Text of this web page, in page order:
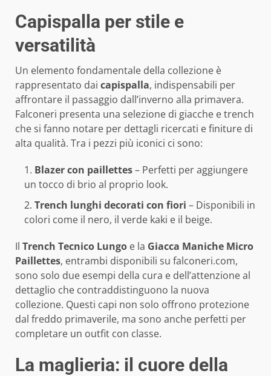
Capispalla per stile e
versatilità
Un elemento fondamentale della collezione è
rappresentato dai capispalla, indispensabili per
affrontare il passaggio dall’inverno alla primavera.
Falconeri presenta una selezione di giacche e trench
che si fanno notare per dettagli ricercati e finiture di
alta qualità. Tra i pezzi più iconici ci sono:
Blazer con paillettes– Perfetti per aggiungere
un tocco di brio al proprio look.
Trench lunghi decorati con fiori – Disponibili in
colori come il nero, il verde kaki e il beige.
Il Trench Tecnico Lungo e la Giacca Maniche Micro
Paillettes, entrambi disponibili su falconeri.com,
sono solo due esempi della cura e dell’attenzione al
dettaglio che contraddistinguono la nuova
collezione. Questi capi non solo offrono protezione
dal freddo primaverile, ma sono anche perfetti per
completare un outfit con classe.
La maglieria: il cuore della